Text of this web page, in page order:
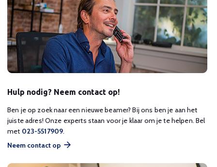
Hulp nodig? Neem contact op!
Ben je op zoek naar een nieuwe beamer? Bij ons ben je aan het
juiste adres! Onze experts staan voor je klaar om je te helpen. Bel
met 023-5517909.
Neem contact op